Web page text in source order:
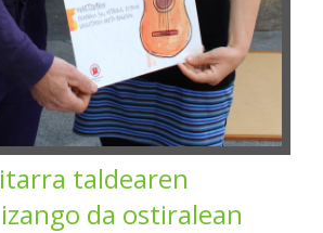
taldearen
da ostiralean